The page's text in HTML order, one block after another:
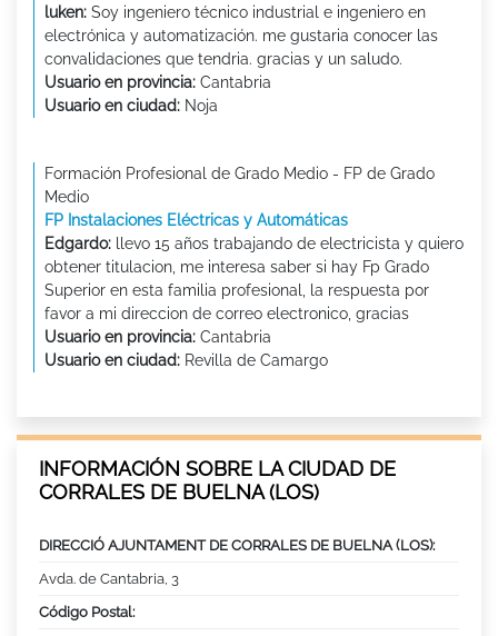
luken: Soy ingeniero técnico industrial e ingeniero en
electrónica y automatización. me gustaria conocer las
convalidaciones que tendria. gracias y un saludo.
Usuario en provincia: Cantabria
Usuario en ciudad: Noja
Formación Profesional de Grado Medio - FP de Grado
Medio
FP Instalaciones Eléctricas y Automáticas
Edgardo: llevo 15 años trabajando de electricista y quiero
obtener titulacion, me interesa saber si hay Fp Grado
Superior en esta familia profesional, la respuesta por
favor a mi direccion de correo electronico, gracias
Usuario en provincia: Cantabria
Usuario en ciudad: Revilla de Camargo
INFORMACIÓN SOBRE LA CIUDAD DE
CORRALES DE BUELNA (LOS)
DIRECCIÓ AJUNTAMENT DE CORRALES DE BUELNA (LOS):
Avda. de Cantabria, 3
Código Postal: